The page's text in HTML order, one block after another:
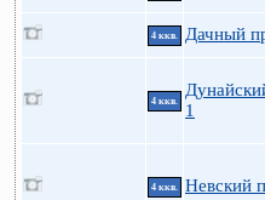
4 ккв. Дачный
4 ккв.
1
4 ккв. Невский